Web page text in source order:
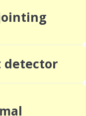
detector